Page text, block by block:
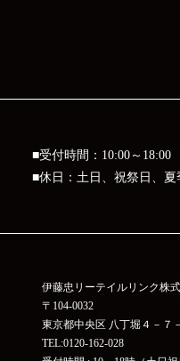
■受付時間：10:00～18:00
■休日：土日、祝祭日、
伊藤忠リーテイルリンク株
〒104-0032
東京都中央区 八丁堀４－７
TEL:0120-162-028